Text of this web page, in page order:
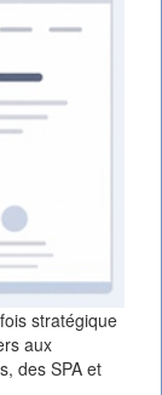
stratégique
aux
des SPA et